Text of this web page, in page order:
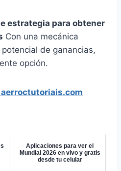
estrategia para obtener
Con una mecánica
de ganancias,
opción.
Aplicaciones para ver el
Mundial 2026 en vivo y gratis
desde tu celular